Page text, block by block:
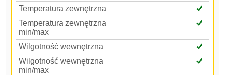
Temperatura zewnętrzna
Temperatura zewnętrzna
min/max
Wilgotność wewnętrzna
Wilgotność wewnętrzna
min/max